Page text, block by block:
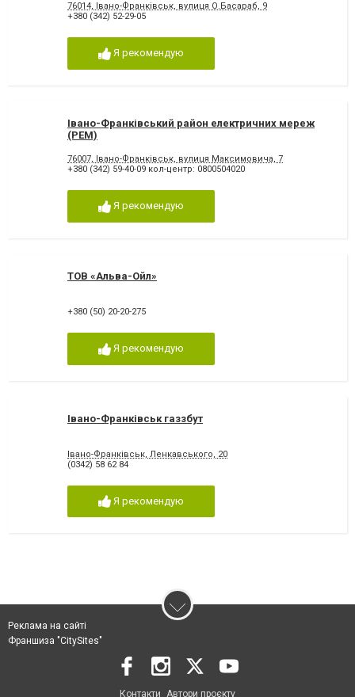
76014, Івано-Франківськ, вулиця О.Басараб, 9
+380 (342) 52-29-05
Я рекомендую
Івано-Франківський район електричних мереж
(РЕМ)
76007, Івано-Франківськ, вулиця Максимовича, 7
+380 (342) 59-40-09 кол-центр: 0800504020
Я рекомендую
ТОВ «Альва-Ойл»
+380 (50) 20-20-275
Я рекомендую
Івано-Франківськ газзбут
Івано-Франківськ, Ленкавського, 20
(0342) 58 62 84
Я рекомендую
Реклама на сайті
Франшиза "CitySites"
Контакти Автори проєкту